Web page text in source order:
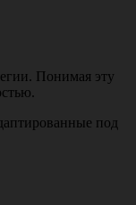
Понимая эту
под